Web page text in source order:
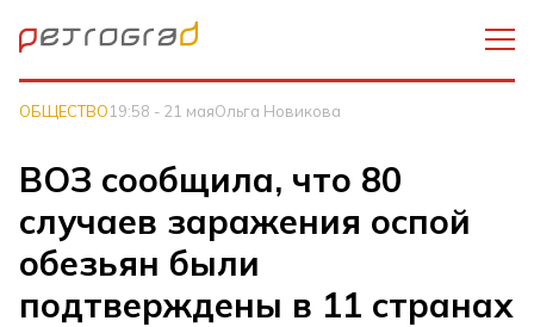
ОБЩЕСТВО19:58 - 21 маяОльга Новикова
ВОЗ сообщила, что 80
случаев заражения оспой
обезьян были
подтверждены в 11 странах